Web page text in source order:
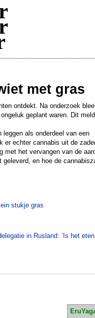
man tot zombie»
met gras
ontdekt. Na onderzoek
geplant waren. Dit
leggen als onderdeel van een
er echter cannabis uit de
met het vervangen van de
geleverd, en hoe de
stukje gras
in Rusland: ’Is het